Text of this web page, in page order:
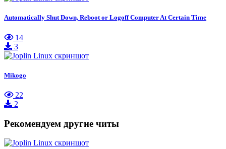
Automatically Shut Down, Reboot or Logoff Computer At Certain Time
14
3
Mikogo
22
2
Рекомендуем другие читы